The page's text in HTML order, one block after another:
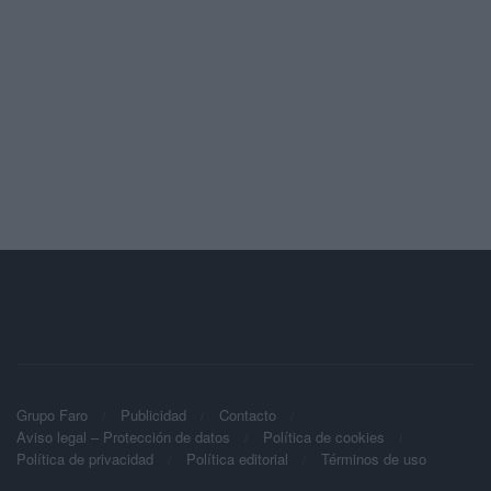
Grupo Faro Publicidad
Contacto
Aviso legal – Protección de datos
Política de cookies
Política de privacidad
Política editorial Términos de uso